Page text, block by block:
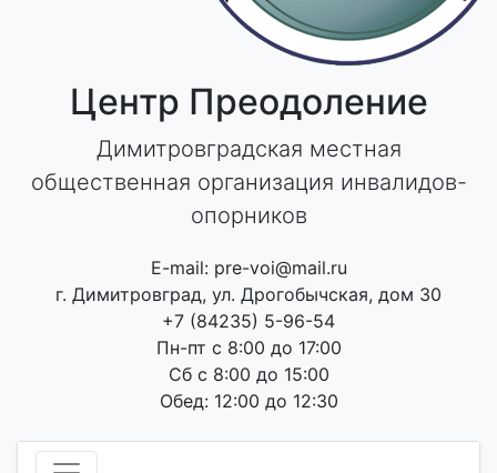
Центр Преодоление
Димитровградская местная
общественная организация инвалидов-
опорников
E-mail: pre-voi@mail.ru
г. Димитровград, ул. Дрогобычская, дом 30
+7 (84235) 5-96-54
Пн-пт с 8:00 до 17:00
Сб с 8:00 до 15:00
Обед: 12:00 до 12:30